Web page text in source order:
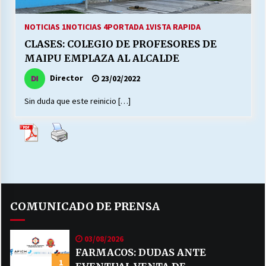
LABORAL:
13/07/2026
25/06/2026
16/06/2026
MUNICIPALIDADES, HONORARIOS, DESPIDOS
28/05/2026
NOTICIAS 1NOTICIAS 4PORTADA 1VISTA RAPIDA
CLASES: COLEGIO DE PROFESORES DE
MAIPU EMPLAZA AL ALCALDE
Director 23/02/2022
Sin duda que este reinicio […]
COMUNICADO DE PRENSA
1
03/08/2026
FARMACOS: DUDAS ANTE